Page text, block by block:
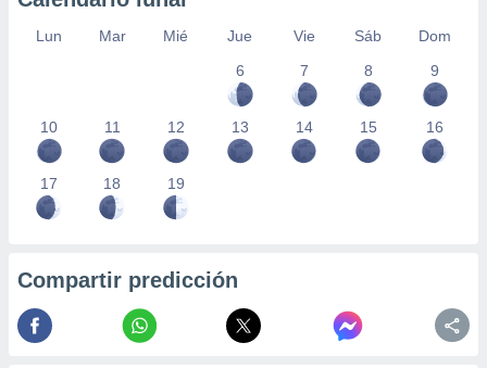
Lun Mar Mié Jue Vie Sáb
Dom
6
7 8 9
10 11 12 13 14 15 16
17 18 19
Compartir predicción